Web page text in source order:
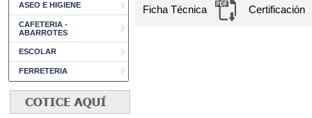
ASEO E HIGIENE
CAFETERIA -
ABARROTES
ESCOLAR
FERRETERIA
Ficha Técnica Certificación